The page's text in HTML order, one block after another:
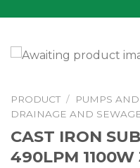
PRODUCT / PUMPS
DRAINAGE AND
CAST IRON
490LPM 1100W